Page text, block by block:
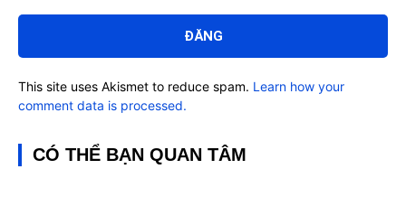
luận:
This site uses Akismet to reduce spam. Learn how your
comment data is processed.
CÓ THỂ BẠN QUAN TÂM